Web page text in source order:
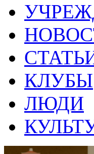
КЛУБЫ
ЛЮДИ